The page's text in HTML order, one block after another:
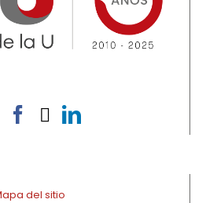
del sitio